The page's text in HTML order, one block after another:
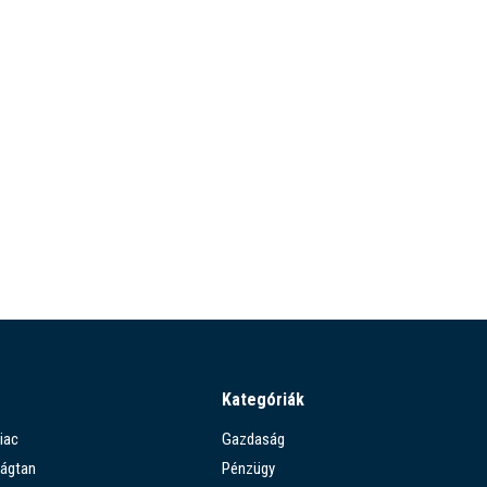
Kategóriák
Gazdaság
Pénzügy